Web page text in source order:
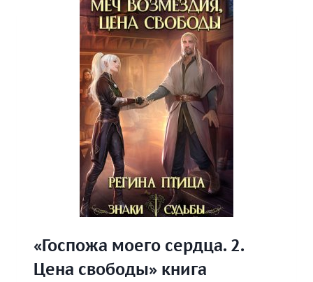
ВОЗМЕЗДИЯ»
КНИГА
«Госпожа моего сердца. 2.
Цена свободы» книга